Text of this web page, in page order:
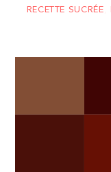
RECETTE SUCRÉE